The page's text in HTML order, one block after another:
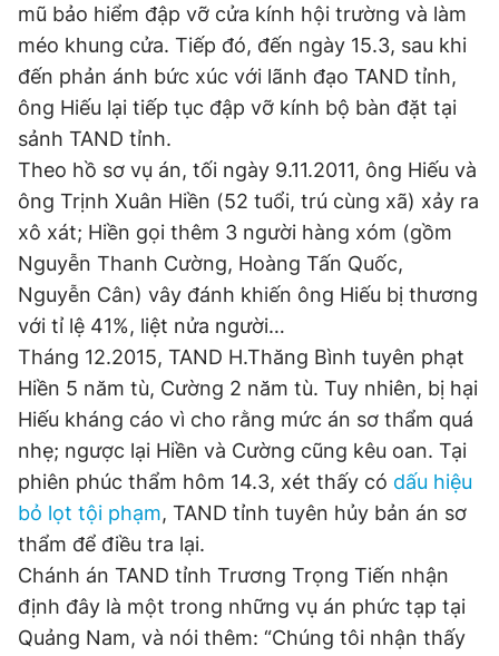
Đặt báo Quảng cáo RSS Tòa soạn Chính sách bảo
Tổng biên tập: Nguyễn Ngọc Toàn
Phó tổng biên tập thường trực: Hải Thành
Phó tổng biên tập: Lâm Hiếu Dũng
Phó tổng biên tập: Trần Việt Hưng
Tổng thư ký tòa soạn: Đức Trung
Giấy phép xuất bản số 110/GP - BTTTT cấp ngày 24.3.2020
© 2003-2026 Bản quyền thuộc về Báo Thanh Niên. Cấm sao
chép dưới mọi hình thức nếu không có sự chấp thuận bằng văn
bản. Phát triển bởi ePi Technologies, JSC.
mũ bảo hiểm đập vỡ cửa kính hội trường và làm
méo khung cửa. Tiếp đó, đến ngày 15.3, sau khi
đến phản ánh bức xúc với lãnh đạo TAND tỉnh,
ông Hiếu lại tiếp tục đập vỡ kính bộ bàn đặt tại
sảnh TAND tỉnh.
Theo hồ sơ vụ án, tối ngày 9.11.2011, ông Hiếu và
ông Trịnh Xuân Hiền (52 tuổi, trú cùng xã) xảy ra
xô xát; Hiền gọi thêm 3 người hàng xóm (gồm
Nguyễn Thanh Cường, Hoàng Tấn Quốc,
Nguyễn Cân) vây đánh khiến ông Hiếu bị thương
với tỉ lệ 41%, liệt nửa người…
Tháng 12.2015, TAND H.Thăng Bình tuyên phạt
Hiền 5 năm tù, Cường 2 năm tù. Tuy nhiên, bị hại
Hiếu kháng cáo vì cho rằng mức án sơ thẩm quá
nhẹ; ngược lại Hiền và Cường cũng kêu oan. Tại
phiên phúc thẩm hôm 14.3, xét thấy có dấu hiệu
bỏ lọt tội phạm, TAND tỉnh tuyên hủy bản án sơ
thẩm để điều tra lại.
Chánh án TAND tỉnh Trương Trọng Tiến nhận
định đây là một trong những vụ án phức tạp tại
Quảng Nam, và nói thêm: “Chúng tôi nhận thấy